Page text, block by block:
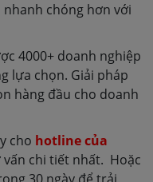
nhanh chóng hơn với
4000+ doanh nghiệp
lựa chọn. Giải pháp
hàng đầu cho doanh
cho hotline của
chi tiết nhất. Hoặc